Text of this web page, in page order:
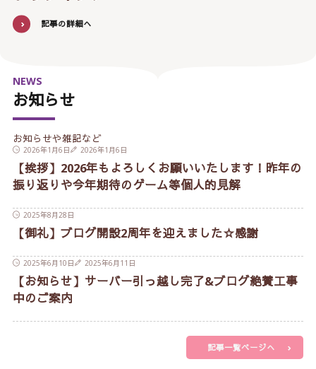
記事の詳細へ
お知らせ
NEWS
お知らせや雑記など
2026年1月6日 2026年1月6日
【挨拶】2026年もよろしくお願いいたします！昨年の
振り返りや今年期待のゲーム等個人的見解
2025年8月28日
【御礼】ブログ開設2周年を迎えました☆感謝
2025年6月10日 2025年6月11日
【お知らせ】サーバー引っ越し完了&ブログ絶賛工事
中のご案内
記事一覧ページへ